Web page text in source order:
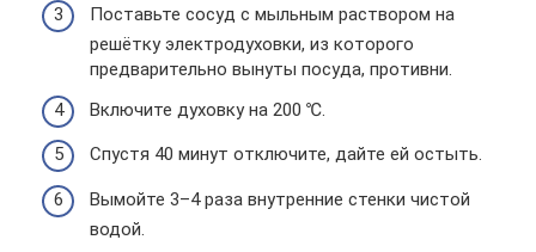
Поставьте сосуд с мыльным раствором на
решётку электродуховки, из которого
предварительно вынуты посуда, противни.
Включите духовку на 200 ℃.
Спустя 40 минут отключите, дайте ей остыть.
Вымойте 3–4 раза внутренние стенки чистой
водой.